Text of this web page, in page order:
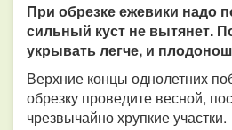
При обрезке ежевики надо
сильный куст не вытянет.
укрывать легче, и
Верхние концы однолетних
обрезку проведите весной,
чрезвычайно хрупкие участки.